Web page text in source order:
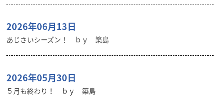
2026年06月13日
あじさいシーズン！ ｂｙ 築島
2026年05月30日
５月も終わり！ ｂｙ 築島